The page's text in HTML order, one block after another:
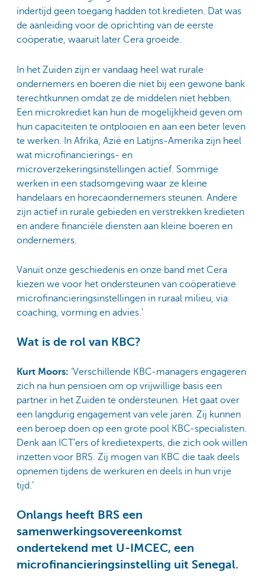
indertijd geen toegang hadden tot kredieten. Dat was
de aanleiding voor de oprichting van de eerste
coöperatie, waaruit later Cera groeide.
In het Zuiden zijn er vandaag heel wat rurale
ondernemers en boeren die niet bij een gewone bank
terechtkunnen omdat ze de middelen niet hebben.
Een microkrediet kan hun de mogelijkheid geven om
hun capaciteiten te ontplooien en aan een beter leven
te werken. In Afrika, Azië en Latijns-Amerika zijn heel
wat microfinancierings- en
microverzekeringsinstellingen actief. Sommige
werken in een stadsomgeving waar ze kleine
handelaars en horecaondernemers steunen. Andere
zijn actief in rurale gebieden en verstrekken kredieten
en andere financiële diensten aan kleine boeren en
ondernemers.
Vanuit onze geschiedenis en onze band met Cera
kiezen we voor het ondersteunen van coöperatieve
microfinancieringsinstellingen in ruraal milieu, via
coaching, vorming en advies.’
Wat is de rol van KBC?
Kurt Moors: ‘Verschillende KBC-managers engageren
zich na hun pensioen om op vrijwillige basis een
partner in het Zuiden te ondersteunen. Het gaat over
een langdurig engagement van vele jaren. Zij kunnen
een beroep doen op een grote pool KBC-specialisten.
Denk aan ICT’ers of kredietexperts, die zich ook willen
inzetten voor BRS. Zij mogen van KBC die taak deels
opnemen tijdens de werkuren en deels in hun vrije
tijd.’
Onlangs heeft BRS een
samenwerkingsovereenkomst
ondertekend met U-IMCEC, een
microfinancieringsinstelling uit Senegal.